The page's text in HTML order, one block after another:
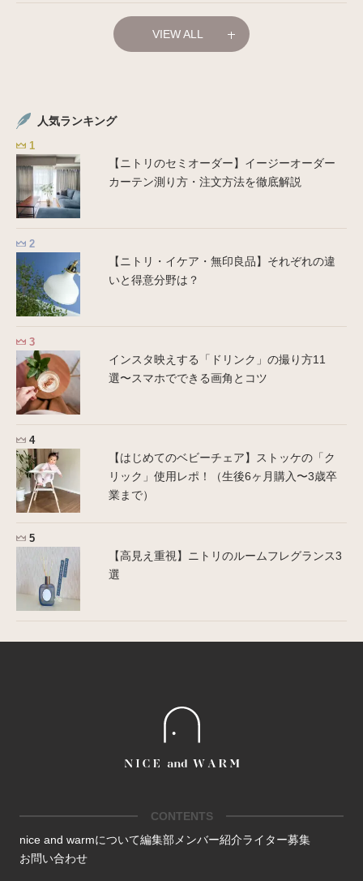
VIEW ALL
人気ランキング
【ニトリのセミオーダー】イージーオーダー
カーテン測り方・注文方法を徹底解説
【ニトリ・イケア・無印良品】それぞれの違
いと得意分野は？
インスタ映えする「ドリンク」の撮り方11
選〜スマホでできる画角とコツ
【はじめてのベビーチェア】ストッケの「ク
リック」使用レポ！（生後6ヶ月購入〜3歳卒
業まで）
【高見え重視】ニトリのルームフレグランス3
選
CONTENTS
nice and warmについて編集部メンバー紹介ライター募集
お問い合わせ